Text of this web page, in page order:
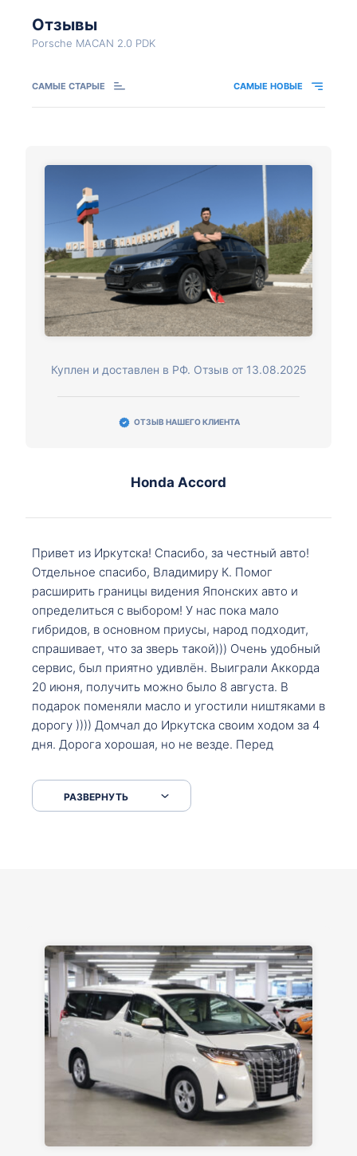
Отзывы
Porsche MACAN 2.0 PDK
САМЫЕ СТАРЫЕ САМЫЕ НОВЫЕ
Куплен и доставлен в РФ. Отзыв от 13.08.2025
ОТЗЫВ НАШЕГО КЛИЕНТА
Honda Accord
Привет из Иркутска! Спасибо, за честный авто!
Отдельное спасибо, Владимиру К. Помог
расширить границы видения Японских авто и
определиться с выбором! У нас пока мало
гибридов, в основном приусы, народ подходит,
спрашивает, что за зверь такой))) Очень удобный
сервис, был приятно удивлён. Выиграли Аккорда
20 июня, получить можно было 8 августа. В
подарок поменяли масло и угостили ништяками в
дорогу )))) Домчал до Иркутска своим ходом за 4
дня. Дорога хорошая, но не везде. Перед
серпантинах по пути следования.
РАЗВЕРНУТЬ